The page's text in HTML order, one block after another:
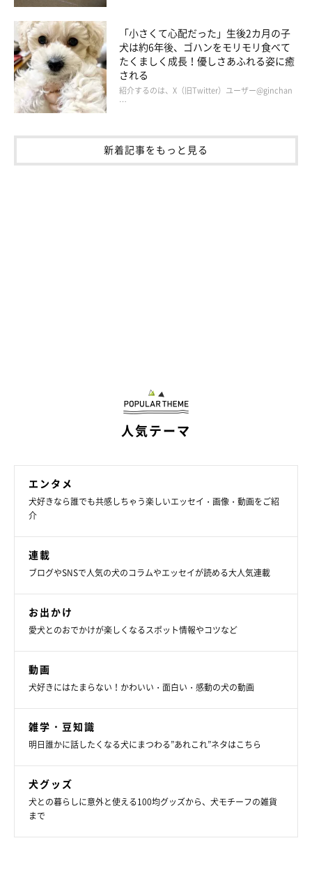
なるころにはトイレがしたくなったら自分でケージの前に行き、
『トイレします』とアピールするようになりました。『ワンツ
ー、ワンツー』というかけ声でおしっこもできます。
自制心を保てるようになったことも、大きな成長かなと。以前だ
と、ゴハンを食べるときは興奮しすぎてバタバタ動き回っていま
て、『ヨシ！』の合図で落ち着いて食べ始められるようになりま
した」
とって「かけがえのない我が子」のような存
「小さくて心配だった」生後2カ月の子
犬は約6年後、ゴハンをモリモリ食べて
たくましく成長！優しさあふれる姿に癒
される
紹介するのは、X（旧Twitter）ユーザー@ginchan
…
新着記事をもっと見る
人気テーマ
エンタメ
犬好きなら誰でも共感しちゃう楽しいエッセイ・画像・動画をご紹
介
連載
ブログやSNSで人気の犬のコラムやエッセイが読める大人気連載
お出かけ
愛犬とのおでかけが楽しくなるスポット情報やコツなど
動画
犬好きにはたまらない！かわいい・面白い・感動の犬の動画
雑学・豆知識
明日誰かに話したくなる犬にまつわる”あれこれ”ネタはこちら
犬グッズ
犬との暮らしに意外と使える100均グッズから、犬モチーフの雑貨
まで